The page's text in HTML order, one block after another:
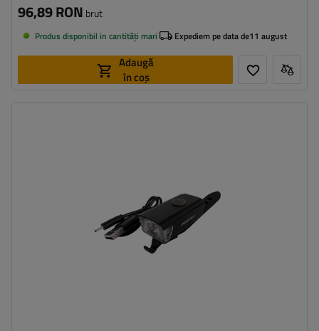
96,89 RON brut
Produs disponibil in cantități mari Expediem pe data de11 august
Adaugă
în coș